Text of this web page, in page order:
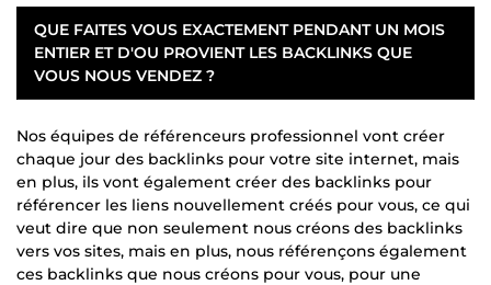
QUE FAITES VOUS EXACTEMENT PENDANT UN MOIS
ENTIER ET D'OU PROVIENT LES BACKLINKS QUE
VOUS NOUS VENDEZ ?
Nos équipes de référenceurs professionnel vont créer
chaque jour des backlinks pour votre site internet, mais
en plus, ils vont également créer des backlinks pour
référencer les liens nouvellement créés pour vous, ce qui
veut dire que non seulement nous créons des backlinks
vers vos sites, mais en plus, nous référençons également
ces backlinks que nous créons pour vous, pour une